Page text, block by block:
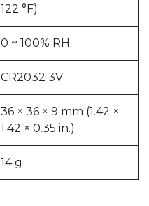
122 °F)
0 ~ 100% RH
CR2032 3V
36 × 36 × 9 mm (1.42 ×
1.42 × 0.35 in.)
14 g